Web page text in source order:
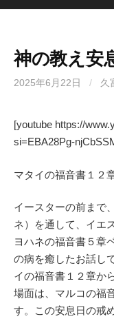
神の教え安
2025年6月22日 / 久
[youtube https://
si=EBA28Pg-
マタイの福音書１２
イースターの前まで
ネ）を通して、イエ
ヨハネの福音書５章
の病を癒したお話し
イの福音書１２章か
場面は、マルコの福
す。この安息日の戒